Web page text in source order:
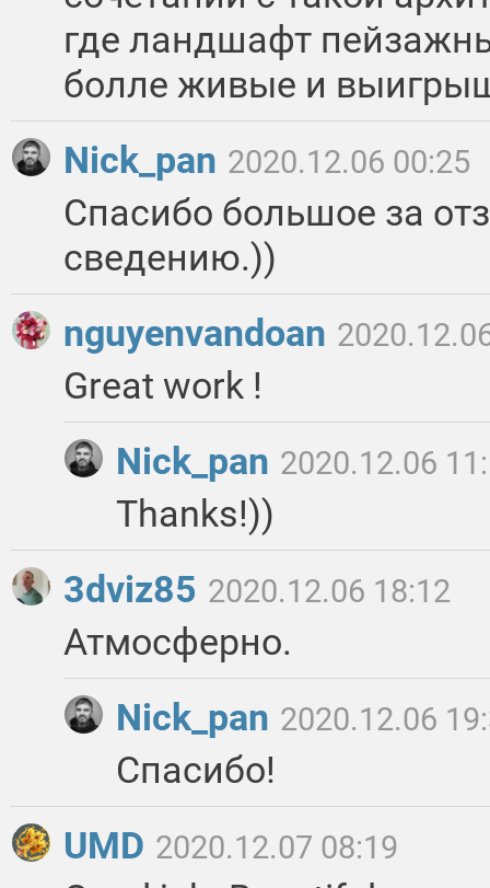
где ландшафт
болле живые и
Nick_pan 2020.12.06 00:25
Спасибо большое за
сведению.))
nguyenvandoan
Great work !
Nick_pan 2020.12.06
Thanks!))
3dviz85 2020.12.06 18:12
Атмосферно.
Nick_pan 2020.12.06
Спасибо!
UMD 2020.12.07 08:19